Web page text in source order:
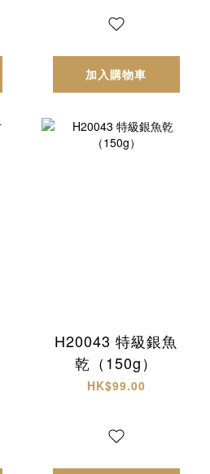
加入購物車
H20043 特級銀魚
乾（150g）
HK$99.00